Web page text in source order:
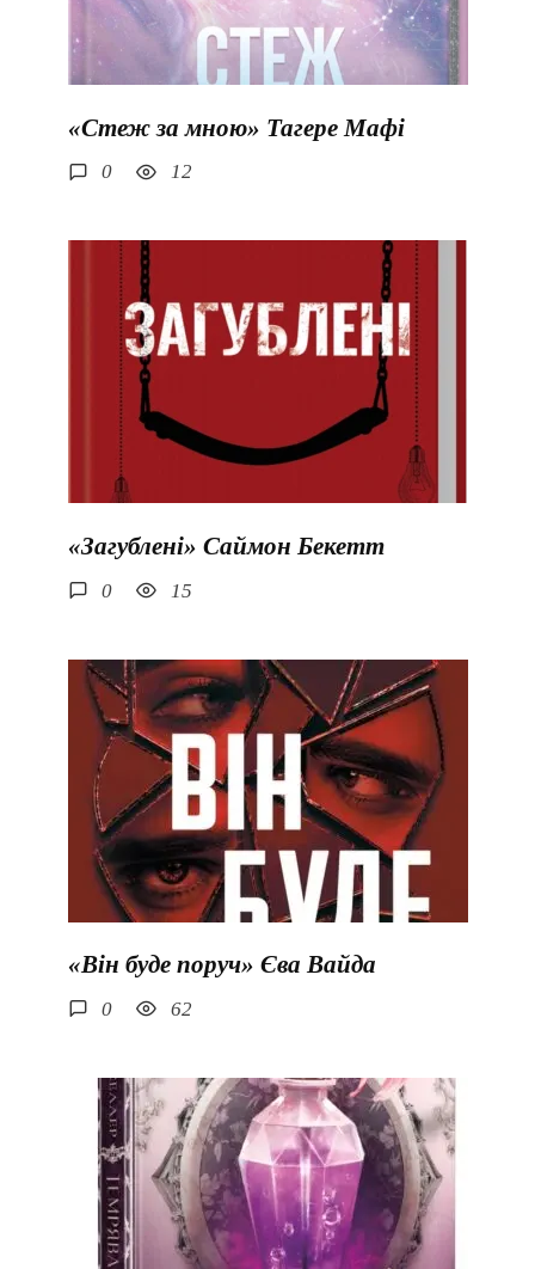
«Стеж за мною» Тагере Мафі
0 12
«Загублені» Саймон Бекетт
0 15
«Він буде поруч» Єва Вайда
0 62